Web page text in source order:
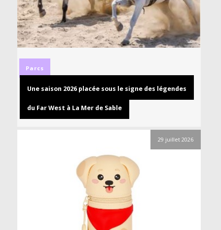
Parcs
Une saison 2026 placée sous le signe des légendes
du Far West à La Mer de Sable
29 juillet 2026